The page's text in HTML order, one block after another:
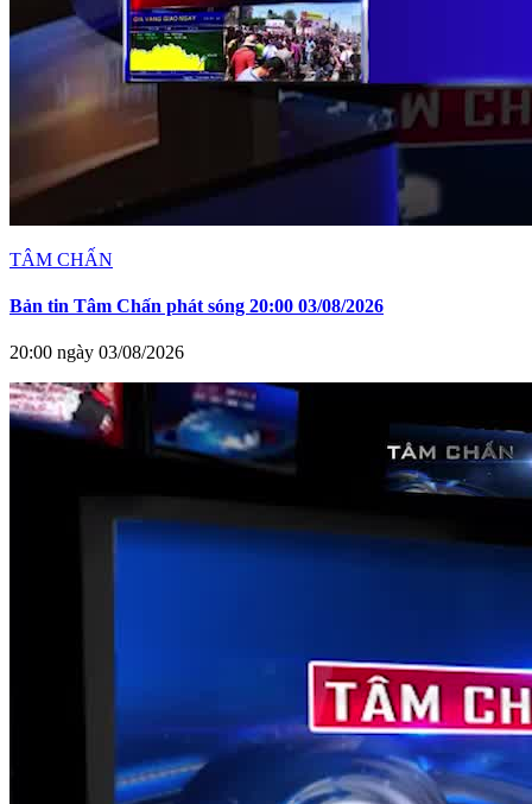
TÂM CHẤN
Bản tin Tâm Chấn phát sóng 20:00 03/08/2026
20:00 ngày 03/08/2026